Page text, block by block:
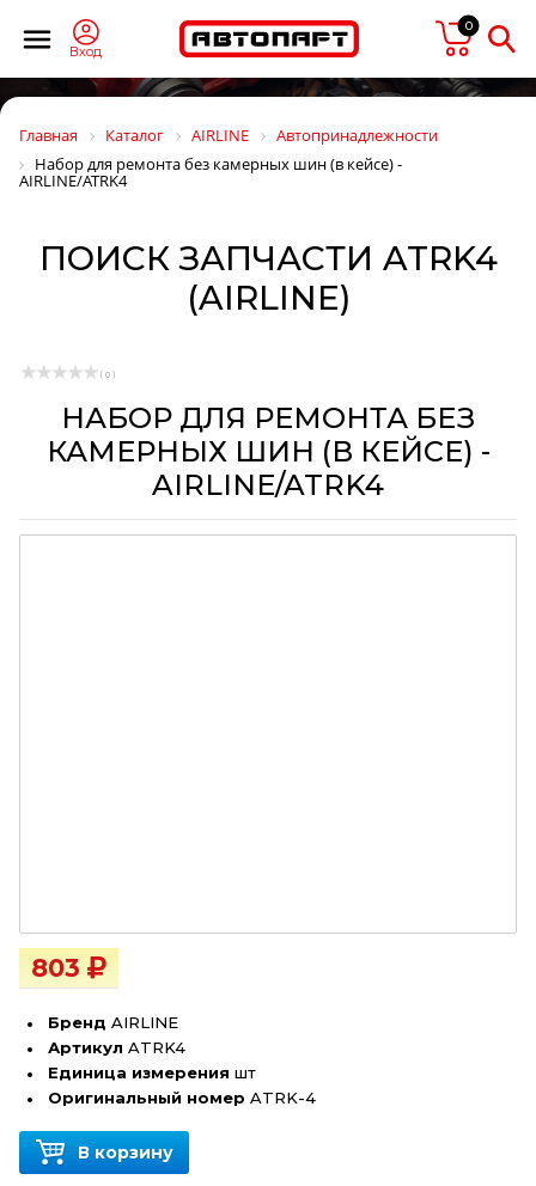
Вход
0
Главная Каталог AIRLINE
Автопринадлежности
Набор для ремонта без камерных шин (в кейсе) -
AIRLINE/ATRK4
ПОИСК ЗАПЧАСТИ ATRK4
(AIRLINE)
( 0 )
НАБОР ДЛЯ РЕМОНТА БЕЗ
КАМЕРНЫХ ШИН (В КЕЙСЕ) -
AIRLINE/ATRK4
803
Бренд AIRLINE
Артикул ATRK4
Единица измерения шт
Оригинальный номер ATRK-4
В корзину